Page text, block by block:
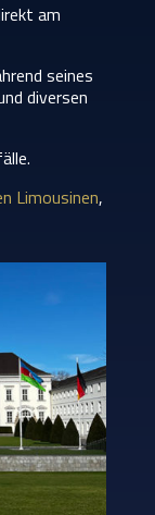
am
seines
diversen
Limousinen,